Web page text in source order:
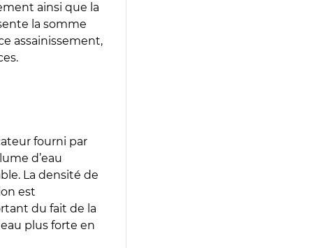
ainsi que la
la somme
assainissement,
fourni par
d’eau
La densité de
est
du fait de la
plus forte en